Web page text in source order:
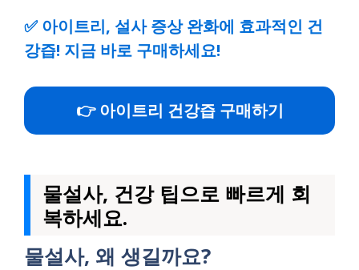
✅ 아이트리, 설사 증상 완화에 효과적인 건
강즙! 지금 바로 구매하세요!
👉 아이트리 건강즙 구매하기
물설사, 건강 팁으로 빠르게 회
복하세요.
물설사, 왜 생길까요?